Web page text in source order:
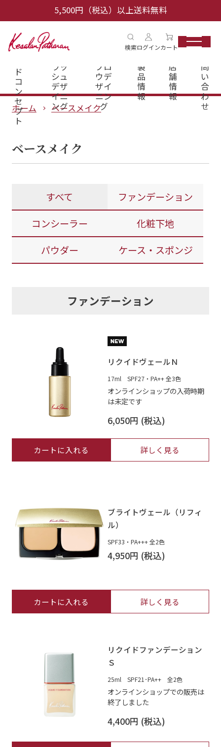
5,500円（税込）以上送料無料
検索ログインカート
ブ
ラ
ド
コ
ン
セ
プ
ト
ラッ
シュ
デザ
イニ
ング
ブロ
ウデ
ザイ
ニン
グ
製
品
情
報
店
舗
情
報
問
い
合
わ
せ
ホーム ベースメイク
ベースメイク
すべて
ファンデーション
コンシーラー
化粧下地
パウダー
ケース・スポンジ
ファンデーション
リクイドヴェールＮ
17ml SPF27・PA++ 全3色
オンラインショップの入荷時期
は未定です
6,050円
カートに入れる 詳しく見る
ブライトヴェール（リフィ
ル）
SPF33・PA+++ 全2色
4,950円
カートに入れる 詳しく見る
リクイドファンデーション
Ｓ
25ml SPF21･PA++ 全2色
オンラインショップでの販売は
終了しました
4,400円